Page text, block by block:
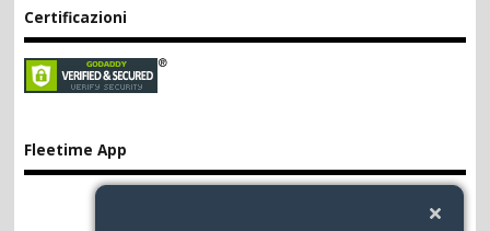
Certificazioni
Fleetime App